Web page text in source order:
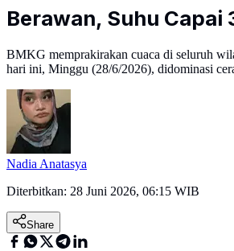
Berawan, Suhu Capai
BMKG memprakirakan cuaca di seluruh
hari ini, Minggu (28/6/2026), didominasi
Nadia Anatasya
Diterbitkan: 28 Juni 2026, 06:15 WIB
Share